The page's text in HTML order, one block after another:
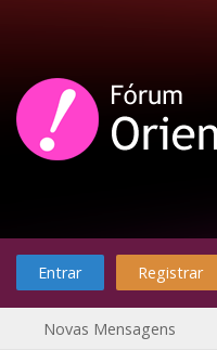
Entrar Registrar
Novas Mensagens